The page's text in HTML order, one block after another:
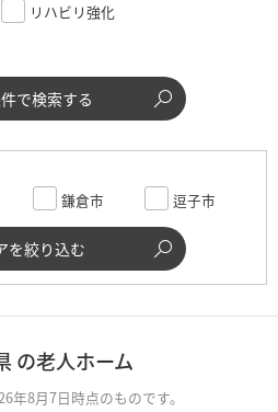
リハビリ強化
で検索する
鎌倉市 逗子市
を絞り込む
の老人ホーム
年8月7日時点のものです。